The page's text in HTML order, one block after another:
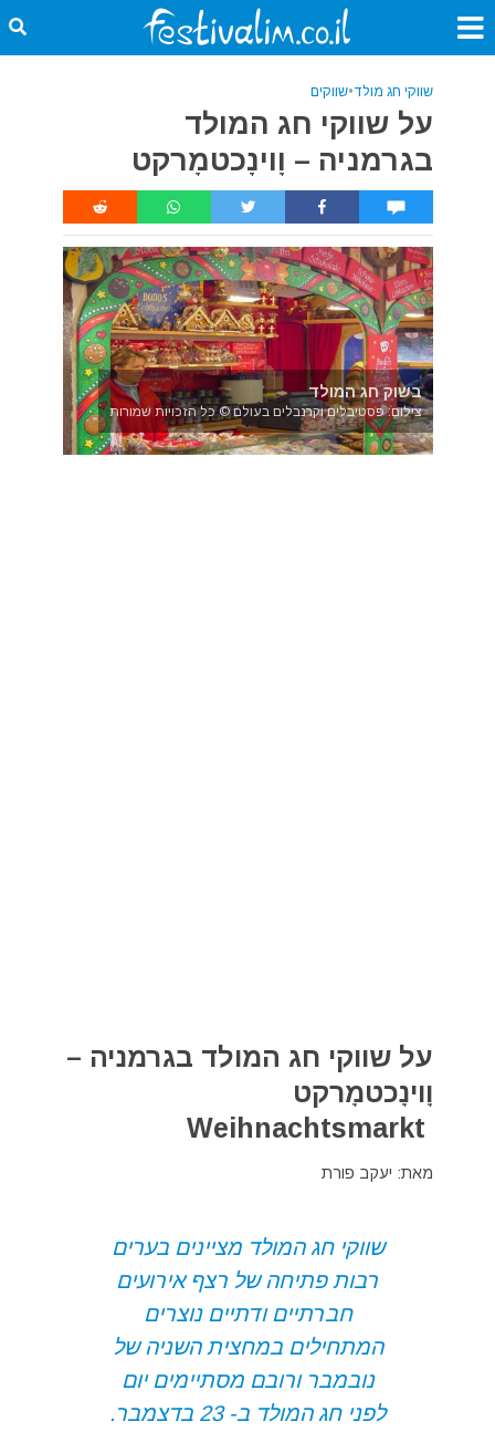
שווקי חג מולד•שווקים
על שווקי חג המולד
בגרמניה – וָוינָכטמָרקט
בשוק חג המולד
צילום: פסטיבלים וקרנבלים בעולם © כל הזכויות שמורות
על שווקי חג המולד בגרמניה –
וָוינָכטמָרקט
מאת: יעקב פורת
שווקי חג המולד מציינים בערים
רבות פתיחה של רצף אירועים
חברתיים ודתיים נוצרים
המתחילים במחצית השניה של
נובמבר ורובם מסתיימים יום
לפני חג המולד ב- 23 בדצמבר.